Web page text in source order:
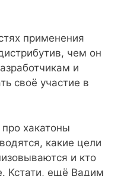
применения
чем он
и
своё участие в
хакатоны
какие цели
и кто
Кстати, ещё Вадим